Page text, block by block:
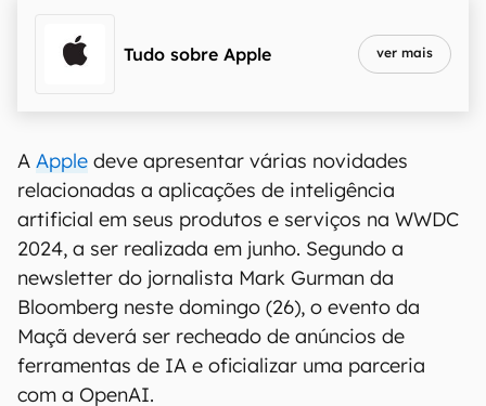
Tudo sobre Apple ver mais
A Apple deve apresentar várias novidades
relacionadas a aplicações de inteligência
artificial em seus produtos e serviços na WWDC
2024, a ser realizada em junho. Segundo a
newsletter do jornalista Mark Gurman da
Bloomberg neste domingo (26), o evento da
Maçã deverá ser recheado de anúncios de
ferramentas de IA e oficializar uma parceria
com a OpenAI.